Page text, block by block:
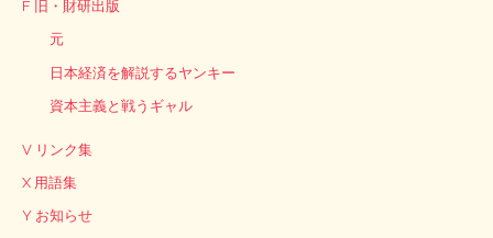
F 旧・財研出版
元
日本経済を解説するヤンキー
資本主義と戦うギャル
V リンク集
X 用語集
Y お知らせ